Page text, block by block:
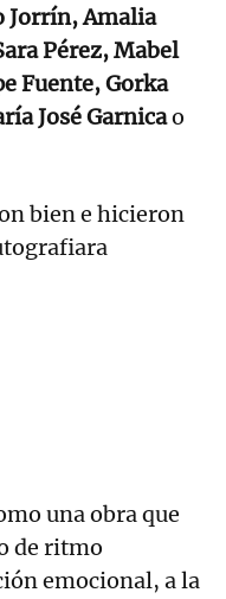
Jorrín, Amalia
Pérez, Mabel
Fuente, Gorka
José Garnicao
bien e hicieron
una obra que
de ritmo
emocional, a la